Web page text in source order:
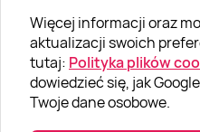
Więcej informacji oraz
aktualizacji swoich
tutaj: Polityka plików
dowiedzieć się, jak
Twoje dane osobowe.
Dodaj recenzję
Informacje